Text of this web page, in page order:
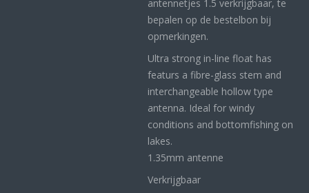
antennetjes 1.5 verkrijgbaar, te
bepalen op de bestelbon bij
opmerkingen.
Ultra strong in-line float has
featurs a fibre-glass stem and
interchangeable hollow type
antenna. Ideal for windy
conditions and bottomfishing on
lakes.
1.35mm antenne
Verkrijgbaar